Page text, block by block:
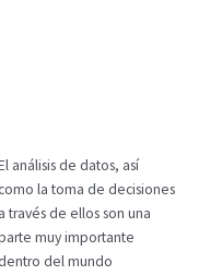
análisis de datos, así
la toma de decisiones
a través de ellos son una
muy importante
del mundo